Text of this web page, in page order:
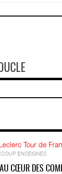
ENSEIGNES
CŒUR DES